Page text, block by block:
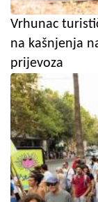
Vrhunac
na kašnjenja
prijevoza